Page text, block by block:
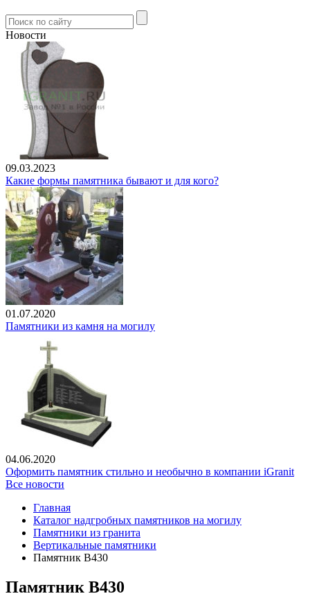
Новости
09.03.2023
Какие формы памятника бывают и для кого?
01.07.2020
Памятники из камня на могилу
04.06.2020
Оформить памятник стильно и необычно в компании iGranit
Все новости
Главная
Каталог надгробных памятников на могилу
Памятники из гранита
Вертикальные памятники
Памятник В430
Памятник В430